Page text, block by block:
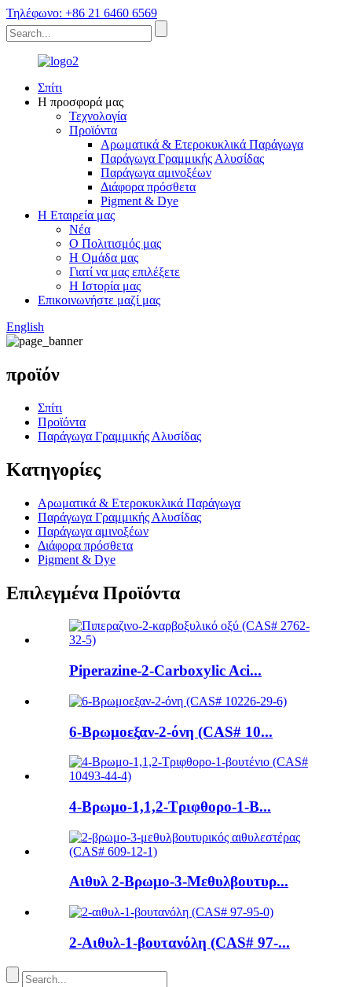
Τηλέφωνο: +86 21 6460 6569
Σπίτι
Η προσφορά μας
Τεχνολογία
Προϊόντα
Αρωματικά & Ετεροκυκλικά Παράγωγα
Παράγωγα Γραμμικής Αλυσίδας
Παράγωγα αμινοξέων
Διάφορα πρόσθετα
Pigment & Dye
Η Εταιρεία μας
Νέα
Ο Πολιτισμός μας
Η Ομάδα μας
Γιατί να μας επιλέξετε
Η Ιστορία μας
Επικοινωνήστε μαζί μας
English
προϊόν
Σπίτι
Προϊόντα
Παράγωγα Γραμμικής Αλυσίδας
Κατηγορίες
Αρωματικά & Ετεροκυκλικά Παράγωγα
Παράγωγα Γραμμικής Αλυσίδας
Παράγωγα αμινοξέων
Διάφορα πρόσθετα
Pigment & Dye
Επιλεγμένα Προϊόντα
Piperazine-2-Carboxylic Aci...
6-Βρωμοεξαν-2-όνη (CAS# 10...
4-Βρωμο-1,1,2-Τριφθορο-1-Β...
Αιθυλ 2-Βρωμο-3-Μεθυλβουτυρ...
2-Αιθυλ-1-βουτανόλη (CAS# 97-...